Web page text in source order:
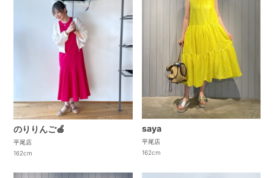
のりりんご🍎
平尾店
162cm
saya
平尾店
162cm